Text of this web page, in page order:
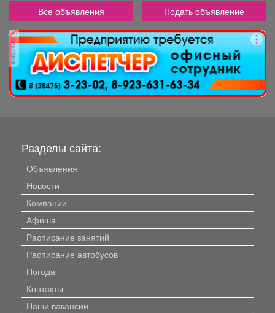
Все объявления Подать объявление
реклама
Разделы сайта:
Объявления
Новости
Компании
Афиша
Расписание занятий
Расписание автобусов
Погода
Контакты
Наши вакансии